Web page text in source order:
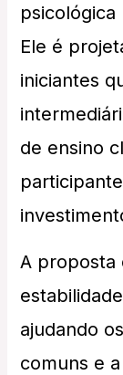
Ele é
iniciantes
de ensino
A proposta
ajudando
comuns e